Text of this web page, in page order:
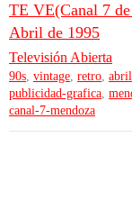
TE VE(Canal 7
Abril de 1995
Televisión Abierta
90s, vintage, retro, abril
publicidad-grafica,
canal-7-mendoza